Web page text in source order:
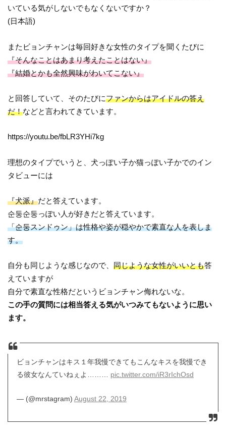
いている気がしないでもなくないですか？
(日本語)
またビョンチャンは毎回好きな女性のタイプを聞くたびに
『そんなことはあまり考えたことはない』
『結婚とかも全然興味がわいてこない』
と回答していて、そのたびにファンからはアイドルの答え
だ！などと言われてきています。
https://youtu.be/fbLR3YHi7kg
理想のタイプでいうと、犬っぽい子か猫っぽい子かでのイン
タビューには
『犬派』だと答えています。
순둥순둥っぽい人が好きだと答えています。
「순둥スンドゥン」は性格や姿が穏やかで素直な人を表しま
す。
自分も同じような感じなので、同じような女性がいいとも答
えていますが
自分で素直な性格だというビョンチャン侮れないな。
この手の質問には相当答える気がいつみてもないように思い
ます。
ビョンチャンはキス１年我慢できてもこんなキスを我慢でき
る彼女なんていねぇよ……… pic.twitter.com/iR3rIchOsd
— (@mrstagram) August 22, 2019